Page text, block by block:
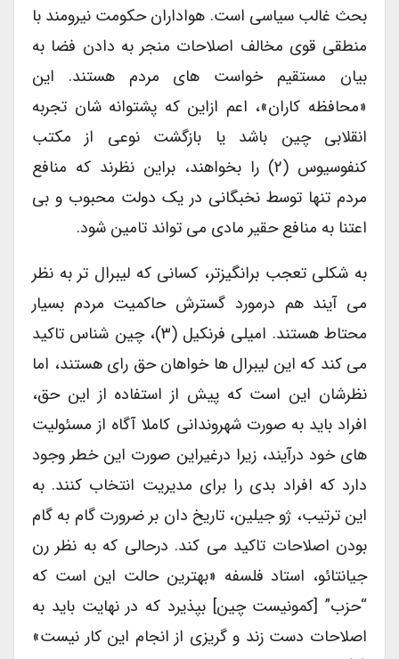
بحث غالب سیاسی است. هواداران حکومت نیرومند با
منطقی قوی مخالف اصلاحات منجر به دادن فضا به
بیان مستقیم خواست های مردم هستند. این
«محافظه کاران»، اعم ازاین که پشتوانه شان تجربه
انقلابی چین باشد یا بازگشت نوعی از مکتب
کنفوسیوس (۲) را بخواهند، براین نظرند که منافع
مردم تنها توسط نخبگانی در یک دولت محبوب و بی
اعتنا به منافع حقیر مادی می تواند تامین شود.
به شکلی تعجب برانگیزتر، کسانی که لیبرال تر به نظر
می آیند هم درمورد گسترش حاکمیت مردم بسیار
محتاط هستند. امیلی فرنکیل (۳)، چین شناس تاکید
می کند که این لیبرال ها خواهان حق رای هستند، اما
نظرشان این است که پیش از استفاده از این حق،
افراد باید به صورت شهروندانی کاملا آگاه از مسئولیت
های خود درآیند، زیرا درغیراین صورت این خطر وجود
دارد که افراد بدی را برای مدیریت انتخاب کنند. به
این ترتیب، ژو جیلین، تاریخ دان بر ضرورت گام به گام
بودن اصلاحات تاکید می کند. درحالی که به نظر رن
جیانتائو، استاد فلسفه «بهترین حالت این است که
“حزب” [کمونیست چین] بپذیرد که در نهایت باید به
اصلاحات دست زند و گریزی از انجام این کار نیست»